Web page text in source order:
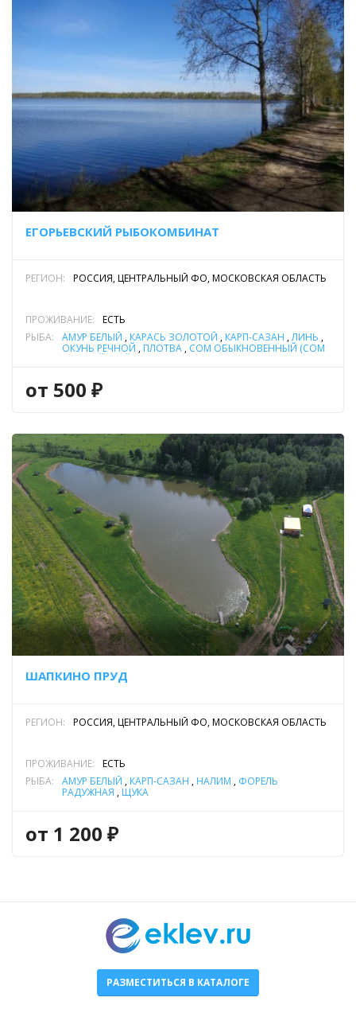
Карп, амур - 250 руб
Линь - 350 руб
"Гостевая путевка" предоставляется лицу, прибывшему на
территорию пруда, вместе с рыбаком. Соответственно
гость не может ловить рыбу. Стоимость путевки500р.
Женщины и дети (до 14 лет) проходят на водоем абсолютно
бесплатно, и могут ловить на снасти рыбака, оплатившего
ЕГОРЬЕВСКИЙ РЫБОКОМБИНАТ
РЕГИОН: РОССИЯ, ЦЕНТРАЛЬНЫЙ ФО, МОСКОВСКАЯ ОБЛАСТЬ
ПРОЖИВАНИЕ:
ЕСТЬ
РЫБА:
АМУР БЕЛЫЙ , КАРАСЬ ЗОЛОТОЙ , КАРП-САЗАН ,ЛИНЬ ,
ОКУНЬ РЕЧНОЙ , ПЛОТВА , СОМ ОБЫКНОВЕННЫЙ (СОМ
от 500 ₽
ШАПКИНО ПРУД
РЕГИОН: РОССИЯ, ЦЕНТРАЛЬНЫЙ ФО, МОСКОВСКАЯ ОБЛАСТЬ
ПРОЖИВАНИЕ:
ЕСТЬ
РЫБА:
АМУР БЕЛЫЙ , КАРП-САЗАН , НАЛИМ , ФОРЕЛЬ
РАДУЖНАЯ , ЩУКА
от 1 200 ₽
РАЗМЕСТИТЬСЯ В КАТАЛОГЕ